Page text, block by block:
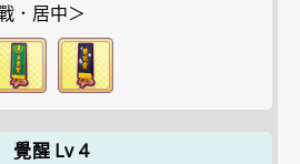
．居中＞
覺醒 Lv 4